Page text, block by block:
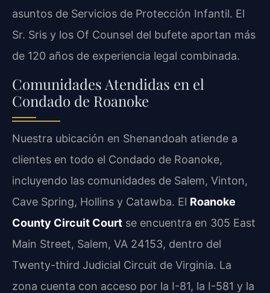
asuntos de Servicios de Protección Infantil. El
Sr. Sris y los Of Counsel del bufete aportan más
de 120 años de experiencia legal combinada.
Comunidades Atendidas en el
Condado de Roanoke
Nuestra ubicación en Shenandoah atiende a
clientes en todo el Condado de Roanoke,
incluyendo las comunidades de Salem, Vinton,
Cave Spring, Hollins y Catawba. El Roanoke
County Circuit Court se encuentra en 305 East
Main Street, Salem, VA 24153, dentro del
Twenty-third Judicial Circuit de Virginia. La
zona cuenta con acceso por la I-81, la I-581 y la